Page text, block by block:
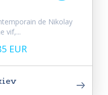
de Nikolay
vif,...
EUR